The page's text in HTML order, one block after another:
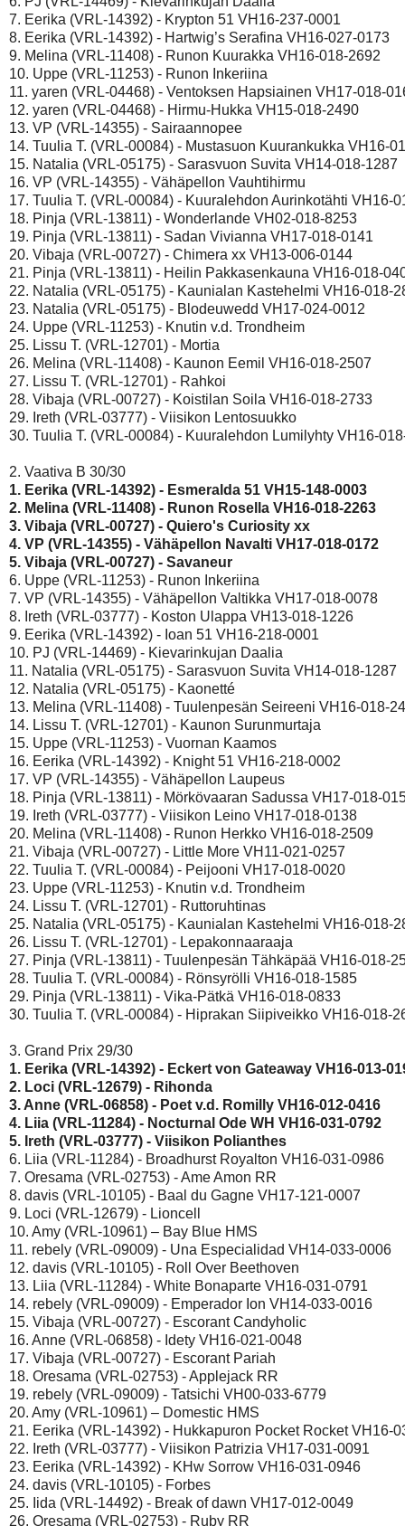
7. Eerika (VRL-14392) - Krypton 51 VH16-237-0001
8. Eerika (VRL-14392) - Hartwig’s Serafina VH16-027-0173
9. Melina (VRL-11408) - Runon Kuurakka VH16-018-2692
10. Uppe (VRL-11253) - Runon Inkeriina
11. yaren (VRL-04468) - Ventoksen Hapsiainen VH17-018-
12. yaren (VRL-04468) - Hirmu-Hukka VH15-018-2490
13. VP (VRL-14355) - Sairaannopee
14. Tuulia T. (VRL-00084) - Mustasuon Kuurankukka VH16-
15. Natalia (VRL-05175) - Sarasvuon Suvita VH14-018-1287
16. VP (VRL-14355) - Vähäpellon Vauhtihirmu
17. Tuulia T. (VRL-00084) - Kuuralehdon Aurinkotähti VH16-
18. Pinja (VRL-13811) - Wonderlande VH02-018-8253
19. Pinja (VRL-13811) - Sadan Vivianna VH17-018-0141
20. Vibaja (VRL-00727) - Chimera xx VH13-006-0144
21. Pinja (VRL-13811) - Heilin Pakkasenkauna VH16-018-
22. Natalia (VRL-05175) - Kaunialan Kastehelmi VH16-018-
23. Natalia (VRL-05175) - Blodeuwedd VH17-024-0012
24. Uppe (VRL-11253) - Knutin v.d. Trondheim
25. Lissu T. (VRL-12701) - Mortia
26. Melina (VRL-11408) - Kaunon Eemil VH16-018-2507
27. Lissu T. (VRL-12701) - Rahkoi
28. Vibaja (VRL-00727) - Koistilan Soila VH16-018-2733
29. Ireth (VRL-03777) - Viisikon Lentosuukko
30. Tuulia T. (VRL-00084) - Kuuralehdon Lumilyhty VH16-
1. Eerika (VRL-14392) - Esmeralda 51 VH15-148-0003
2. Melina (VRL-11408) - Runon Rosella VH16-018-2263
3. Vibaja (VRL-00727) - Quiero's Curiosity xx
4. VP (VRL-14355) - Vähäpellon Navalti VH17-018-0172
5. Vibaja (VRL-00727) - Savaneur
6. Uppe (VRL-11253) - Runon Inkeriina
7. VP (VRL-14355) - Vähäpellon Valtikka VH17-018-0078
8. Ireth (VRL-03777) - Koston Ulappa VH13-018-1226
9. Eerika (VRL-14392) - Ioan 51 VH16-218-0001
10. PJ (VRL-14469) - Kievarinkujan Daalia
11. Natalia (VRL-05175) - Sarasvuon Suvita VH14-018-1287
12. Natalia (VRL-05175) - Kaonetté
13. Melina (VRL-11408) - Tuulenpesän Seireeni VH16-018-
14. Lissu T. (VRL-12701) - Kaunon Surunmurtaja
15. Uppe (VRL-11253) - Vuornan Kaamos
16. Eerika (VRL-14392) - Knight 51 VH16-218-0002
17. VP (VRL-14355) - Vähäpellon Laupeus
18. Pinja (VRL-13811) - Mörkövaaran Sadussa VH17-018-
19. Ireth (VRL-03777) - Viisikon Leino VH17-018-0138
20. Melina (VRL-11408) - Runon Herkko VH16-018-2509
21. Vibaja (VRL-00727) - Little More VH11-021-0257
22. Tuulia T. (VRL-00084) - Peijooni VH17-018-0020
23. Uppe (VRL-11253) - Knutin v.d. Trondheim
24. Lissu T. (VRL-12701) - Ruttoruhtinas
25. Natalia (VRL-05175) - Kaunialan Kastehelmi VH16-018-
26. Lissu T. (VRL-12701) - Lepakonnaaraaja
27. Pinja (VRL-13811) - Tuulenpesän Tähkäpää VH16-018-
28. Tuulia T. (VRL-00084) - Rönsyrölli VH16-018-1585
29. Pinja (VRL-13811) - Vika-Pätkä VH16-018-0833
30. Tuulia T. (VRL-00084) - Hiprakan Siipiveikko VH16-018-
1. Eerika (VRL-14392) - Eckert von Gateaway VH16-013-
2. Loci (VRL-12679) - Rihonda
3. Anne (VRL-06858) - Poet v.d. Romilly VH16-012-0416
4. Liia (VRL-11284) - Nocturnal Ode WH VH16-031-0792
5. Ireth (VRL-03777) - Viisikon Polianthes
6. Liia (VRL-11284) - Broadhurst Royalton VH16-031-0986
7. Oresama (VRL-02753) - Ame Amon RR
8. davis (VRL-10105) - Baal du Gagne VH17-121-0007
9. Loci (VRL-12679) - Lioncell
10. Amy (VRL-10961) – Bay Blue HMS
11. rebely (VRL-09009) - Una Especialidad VH14-033-0006
12. davis (VRL-10105) - Roll Over Beethoven
13. Liia (VRL-11284) - White Bonaparte VH16-031-0791
14. rebely (VRL-09009) - Emperador Ion VH14-033-0016
15. Vibaja (VRL-00727) - Escorant Candyholic
16. Anne (VRL-06858) - Idety VH16-021-0048
17. Vibaja (VRL-00727) - Escorant Pariah
18. Oresama (VRL-02753) - Applejack RR
19. rebely (VRL-09009) - Tatsichi VH00-033-6779
20. Amy (VRL-10961) – Domestic HMS
21. Eerika (VRL-14392) - Hukkapuron Pocket Rocket VH16-
22. Ireth (VRL-03777) - Viisikon Patrizia VH17-031-0091
23. Eerika (VRL-14392) - KHw Sorrow VH16-031-0946
24. davis (VRL-10105) - Forbes
25. Iida (VRL-14492) - Break of dawn VH17-012-0049
26. Oresama (VRL-02753) - Ruby RR